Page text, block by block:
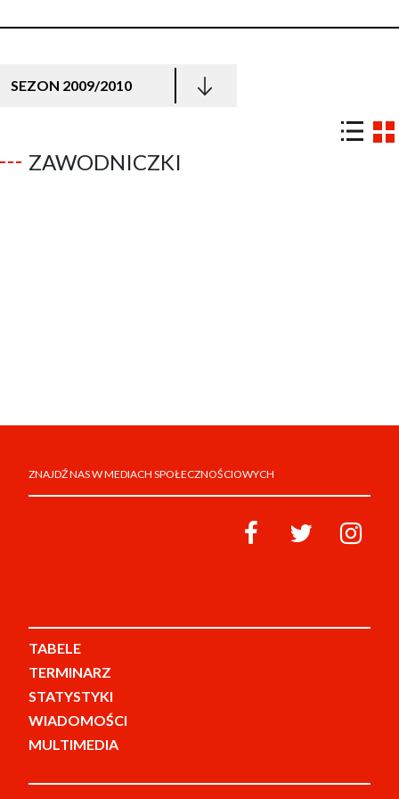
SEZON 2009/2010
ZAWODNICZKI
ZNAJDŹ NAS W MEDIACH SPOŁECZNOŚCIOWYCH
TABELE
TERMINARZ
STATYSTYKI
WIADOMOŚCI
MULTIMEDIA